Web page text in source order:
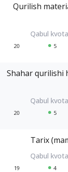
Qurilish
20 5
Shahar qurilishi
20 5
Tarix
19 4